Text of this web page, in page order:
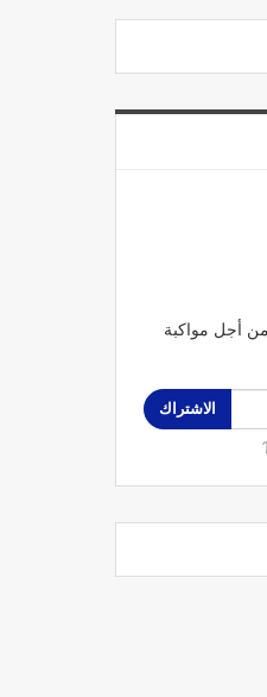
من أجل مواكبة
الاشتراك